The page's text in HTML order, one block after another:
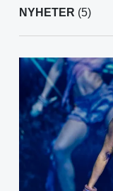
NYHETER (5)